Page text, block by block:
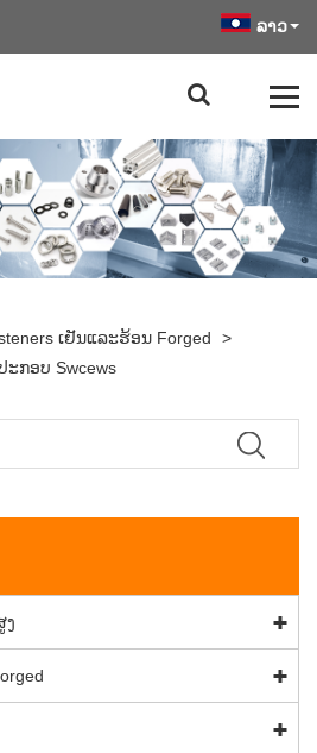
ລາວ
ເຢັນແລະຮ້ອນ Forged
>
ະກອບ Swcews
ງ